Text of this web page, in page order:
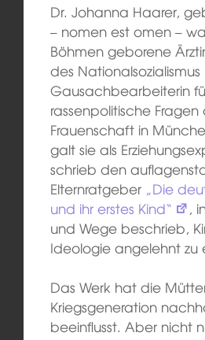
Dr. Johanna Haarer,
– nomen est omen –
Böhmen geborene
des Nationalsozialismus
Gausachbearbeiterin
rassenpolitische Fragen
Frauenschaft in
galt sie als
schrieb den
Elternratgeber „Die
und ihr erstes Kind“
,
und Wege beschrieb,
Ideologie angelehnt zu
Das Werk hat die
Kriegsgeneration
beeinflusst. Aber nicht